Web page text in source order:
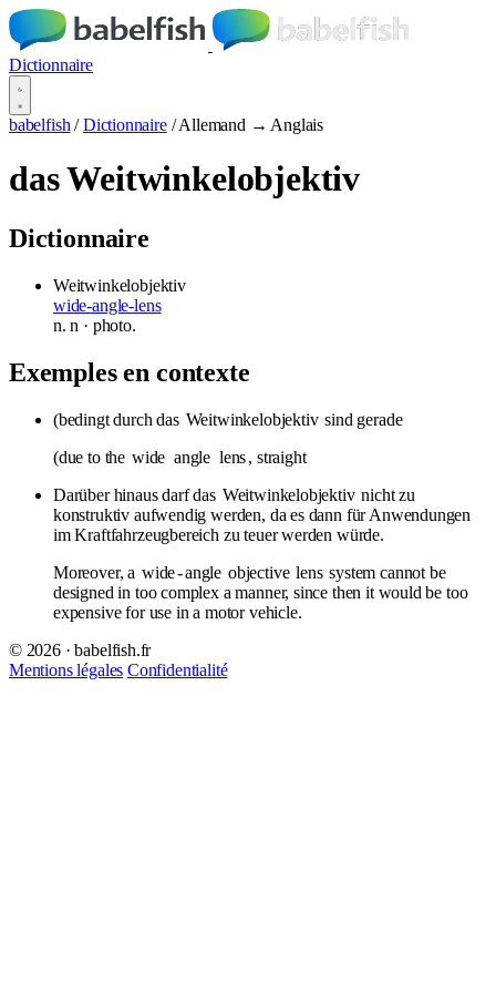
Dictionnaire
babelfish / Dictionnaire / Allemand → Anglais
das Weitwinkelobjektiv
Dictionnaire
Weitwinkelobjektiv
wide-angle-lens
n.n · photo.
Exemples en contexte
(bedingt durch das Weitwinkelobjektiv sind gerade
(due to the wide angle lens, straight
Darüber hinaus darf das Weitwinkelobjektiv nicht zu
konstruktiv aufwendig werden, da es dann für Anwendungen
im Kraftfahrzeugbereich zu teuer werden würde.
Moreover, a wide-angle objective lens system cannot be
designed in too complex a manner, since then it would be too
expensive for use in a motor vehicle.
© 2026 · babelfish.fr
Mentions légales Confidentialité